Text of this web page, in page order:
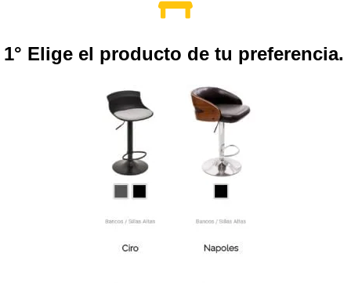
1° Elige el producto de tu preferencia.